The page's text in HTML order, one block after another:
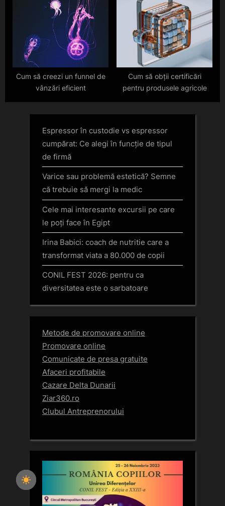
Cum să creezi un funnel de
vânzări eficient
Cum să obții certificări
pentru produsele agricole
Espressor în custodie vs espressor
cumpărat: Ce alegi în funcție de tipul
de firmă
Varice sau problemă estetică? Semne
că trebuie să mergi la medic
Cele mai interesante excursii pe care
le poți face în Egipt
Irina Babici: coach de nutritie care a
transformat viata a 80.000 de copii
CONIL FEST 2026: pentru ca
diversitatea este o sarbatoare
Metode de promovare online
Promovare online
Comunicate de presa gratuite
Afaceri profitabile
Cazare Delta Dunarii
Ziar360.ro
Clubul Antreprenorului